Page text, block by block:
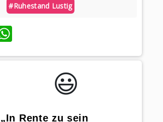
#ruhestand Lustig
😃️
„In Rente zu sein